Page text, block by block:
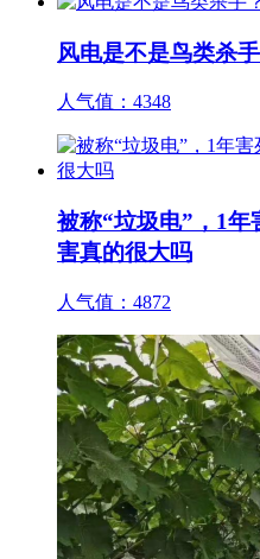
风电是不是鸟类杀
人气值： 4348
被称“垃圾电”，1年
害真的很大吗
人气值： 4872